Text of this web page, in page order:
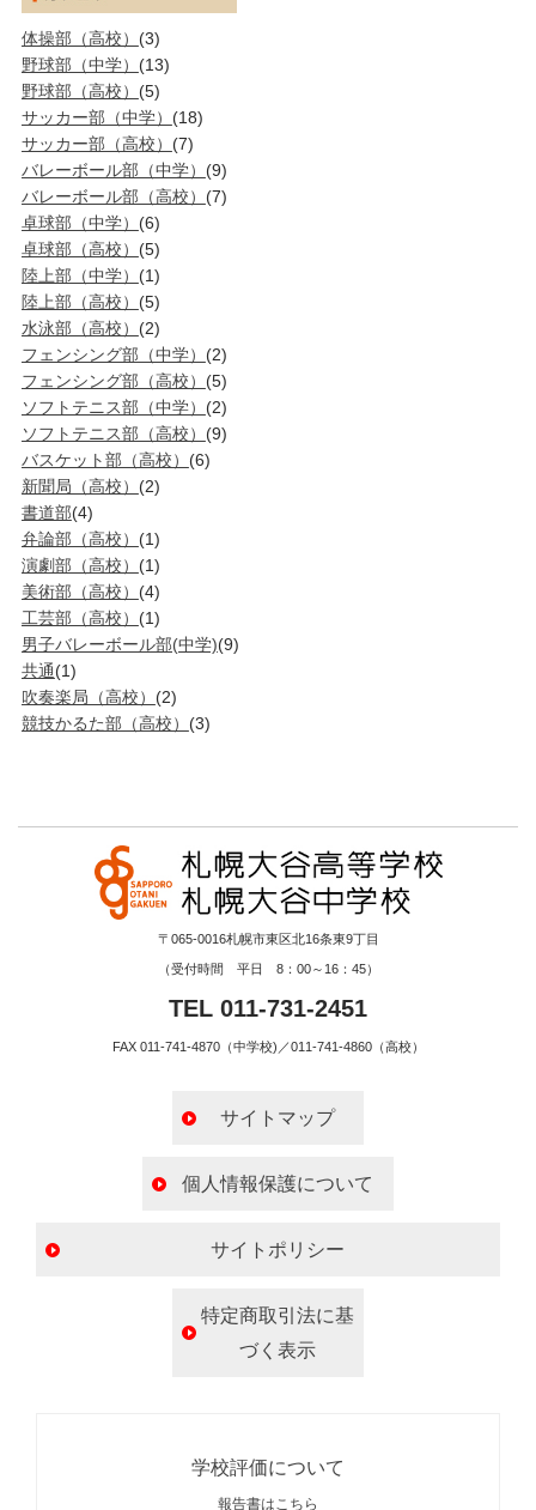
体操部（高校） (3)
野球部（中学） (13)
野球部（高校） (5)
サッカー部（中学） (18)
サッカー部（高校） (7)
バレーボール部（中学） (9)
バレーボール部（高校） (7)
卓球部（中学） (6)
卓球部（高校） (5)
陸上部（中学） (1)
陸上部（高校） (5)
水泳部（高校） (2)
フェンシング部（中学） (2)
フェンシング部（高校） (5)
ソフトテニス部（中学） (2)
ソフトテニス部（高校） (9)
バスケット部（高校） (6)
新聞局（高校） (2)
書道部(4)
弁論部（高校） (1)
演劇部（高校） (1)
美術部（高校） (4)
工芸部（高校） (1)
男子バレーボール部(中学)(9)
共通(1)
吹奏楽局（高校） (2)
競技かるた部（高校） (3)
〒065-0016札幌市東区北16条東9丁目
（受付時間 平日 8：00～16：45）
TEL 011-731-2451
FAX 011-741-4870（中学校)／011-741-4860（高校）
サイトマップ
個人情報保護について
サイトポリシー
特定商取引法に基
づく表示
学校評価について
報告書はこちら